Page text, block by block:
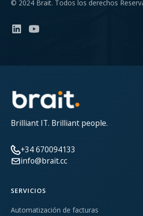
© 2024 Brait. Todos los derechos
Brilliant IT. Brilliant people.
+34 670094133
info@brait.cc
SERVICIOS
Automatización de facturas